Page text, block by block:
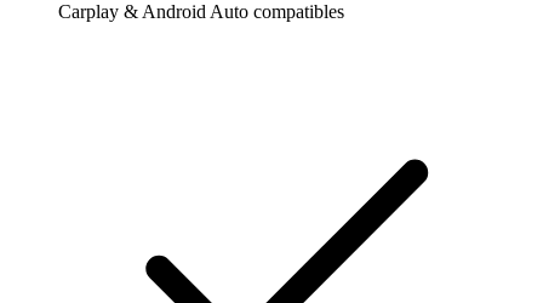
Carplay & Android Auto compatibles